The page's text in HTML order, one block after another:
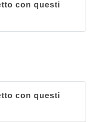
con questi
con questi